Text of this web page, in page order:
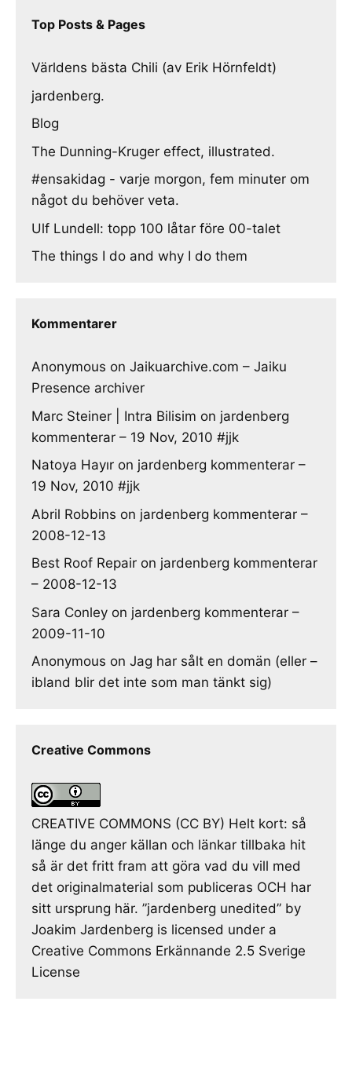
Top Posts & Pages
Världens bästa Chili (av Erik Hörnfeldt)
jardenberg.
Blog
The Dunning-Kruger effect, illustrated.
#ensakidag - varje morgon, fem minuter om
något du behöver veta.
Ulf Lundell: topp 100 låtar före 00-talet
The things I do and why I do them
Kommentarer
Anonymous on Jaikuarchive.com – Jaiku
Presence archiver
Marc Steiner | Intra Bilisim on jardenberg
kommenterar – 19 Nov, 2010 #jjk
Natoya Hayır on jardenberg kommenterar –
19 Nov, 2010 #jjk
Abril Robbins on jardenberg kommenterar –
2008-12-13
Best Roof Repair on jardenberg kommenterar
– 2008-12-13
Sara Conley on jardenberg kommenterar –
2009-11-10
Anonymous on Jag har sålt en domän (eller –
ibland blir det inte som man tänkt sig)
Creative Commons
CREATIVE COMMONS (CC BY) Helt kort: så
länge du anger källan och länkar tillbaka hit
så är det fritt fram att göra vad du vill med
det originalmaterial som publiceras OCH har
sitt ursprung här. ”jardenberg unedited” by
Joakim Jardenberg is licensed under a
Creative Commons Erkännande 2.5 Sverige
License